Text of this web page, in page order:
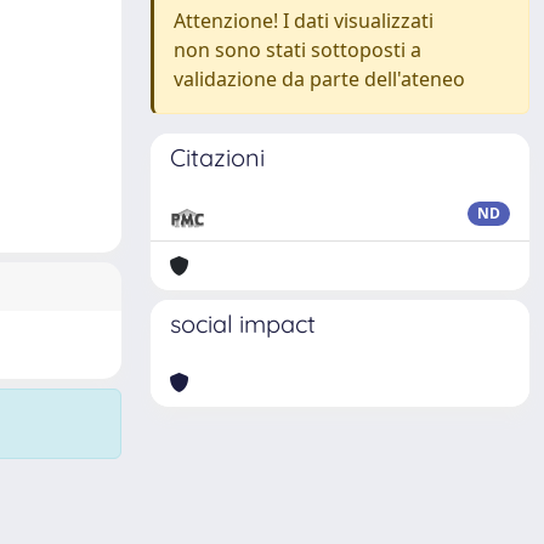
Attenzione! I dati visualizzati
non sono stati sottoposti a
validazione da parte dell'ateneo
Citazioni
ND
social impact